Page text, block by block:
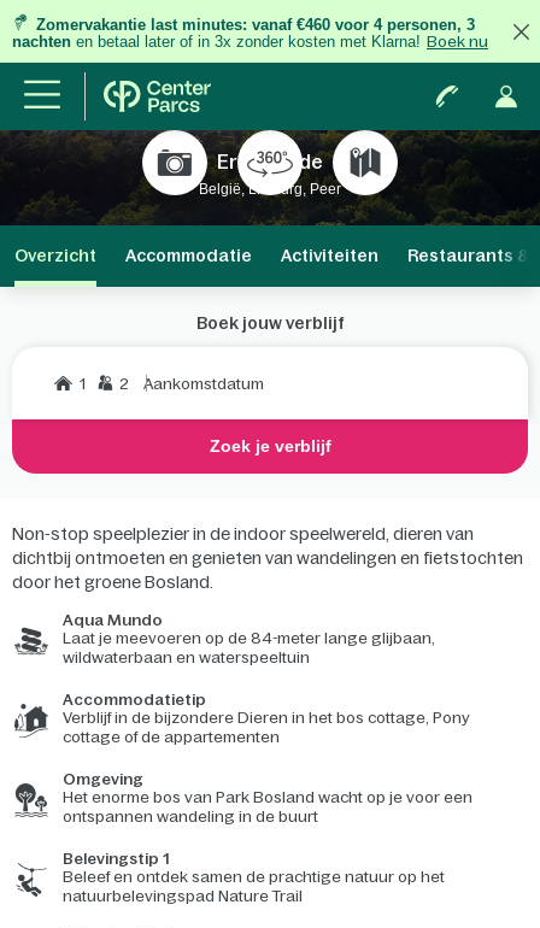
Zomervakantie last minutes: vanaf €460 voor 4 personen, 3
nachten en betaal later of in 3x zonder kosten met Klarna! Boek nu
Erperheide
België, Limburg, Peer
Overzicht Accommodatie Activiteiten Restaurants &
Boek jouw verblijf
1 2 Aankomstdatum
Zoek je verblijf
Non-stop speelplezier in de indoor speelwereld, dieren van
dichtbij ontmoeten en genieten van wandelingen en fietstochten
door het groene Bosland.
Aqua Mundo
Laat je meevoeren op de 84-meter lange glijbaan,
wildwaterbaan en waterspeeltuin
Accommodatietip
Verblijf in de bijzondere Dieren in het bos cottage, Pony
cottage of de appartementen
Omgeving
Het enorme bos van Park Bosland wacht op je voor een
ontspannen wandeling in de buurt
Belevingstip 1
Beleef en ontdek samen de prachtige natuur op het
natuurbelevingspad Nature Trail